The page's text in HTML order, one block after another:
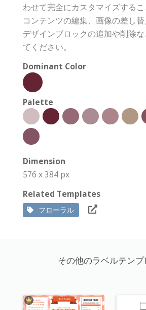
わせて完全にカスタマイズするこ
コンテンツの編集、画像の差し替
デザインブロックの追加や削除
てください。
Dominant Color
Palette
Dimension
576 x 384 px
Related Templates
フローラル
その他のラベルテンプ